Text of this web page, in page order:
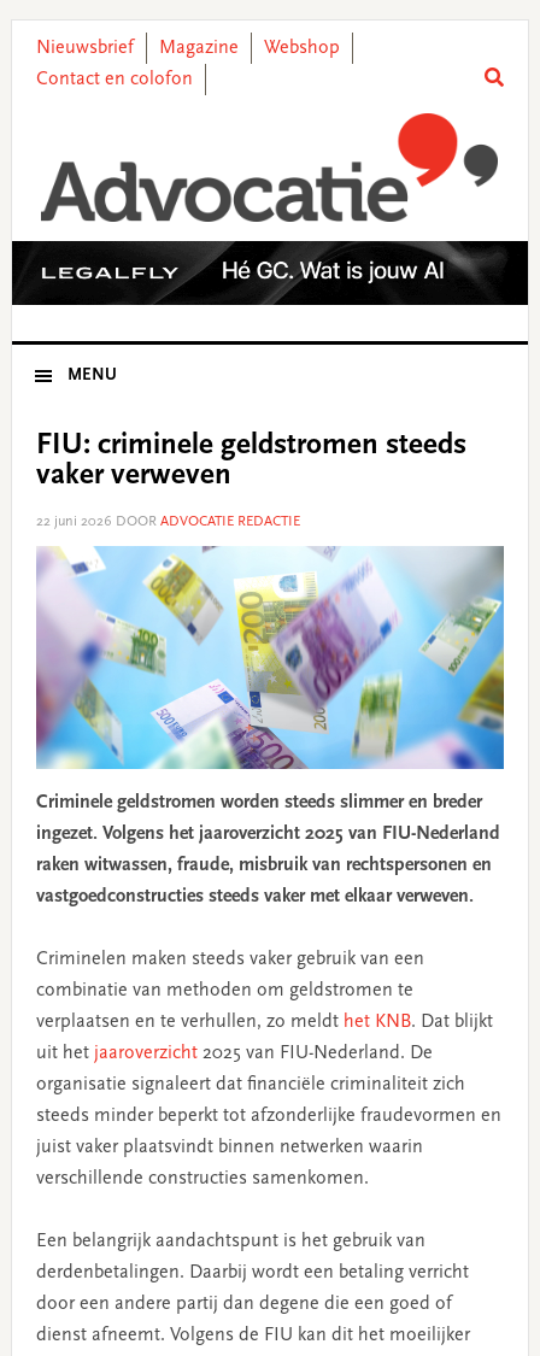
primary
main
primary
footer
Nieuwsbrief Magazine
Webshop
Contact en colofon
MENU
FIU: criminele geldstromen steeds
vaker verweven
22 juni 2026 DOOR ADVOCATIE REDACTIE
Criminele geldstromen worden steeds slimmer en breder
ingezet. Volgens het jaaroverzicht 2025 van FIU-Nederland
raken witwassen, fraude, misbruik van rechtspersonen en
vastgoedconstructies steeds vaker met elkaar verweven.
Criminelen maken steeds vaker gebruik van een
combinatie van methoden om geldstromen te
verplaatsen en te verhullen, zo meldt het KNB. Dat blijkt
uit het jaaroverzicht 2025 van FIU-Nederland. De
organisatie signaleert dat financiële criminaliteit zich
steeds minder beperkt tot afzonderlijke fraudevormen en
juist vaker plaatsvindt binnen netwerken waarin
verschillende constructies samenkomen.
Een belangrijk aandachtspunt is het gebruik van
derdenbetalingen. Daarbij wordt een betaling verricht
door een andere partij dan degene die een goed of
dienst afneemt. Volgens de FIU kan dit het moeilijker